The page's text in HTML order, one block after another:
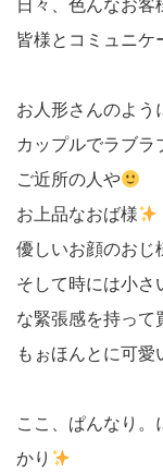
日々、色んなお客
皆様とコミュニ
お人形さんのよ
カップルでラブラ
ご近所の人や
お上品なおば様
優しいお顔のおじ
そして時には小さ
な緊張感を持っ
もぉほんとに可愛
ここ、ぱんなり。
かり